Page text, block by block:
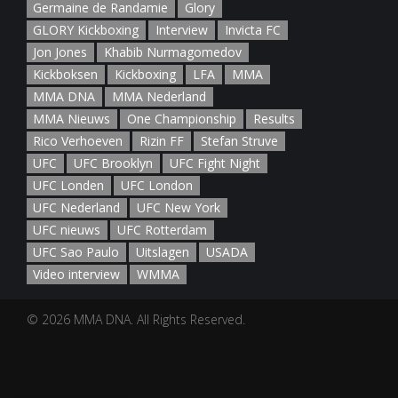
Germaine de Randamie
Glory
GLORY Kickboxing
Interview
Invicta FC
Jon Jones
Khabib Nurmagomedov
Kickboksen
Kickboxing LFA
MMA
MMA DNA
MMA Nederland
MMA Nieuws
One Championship
Results
Rico Verhoeven
Rizin FF
Stefan Struve
UFC
UFC Brooklyn
UFC Fight Night
UFC Londen
UFC London
UFC Nederland
UFC New York
UFC nieuws
UFC Rotterdam
UFC Sao Paulo
Uitslagen
USADA
Video interview
WMMA
© 2026 MMA DNA. All Rights Reserved.